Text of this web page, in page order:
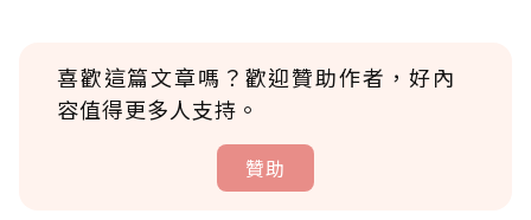
喜歡這篇文章嗎？歡迎贊助作者，好內
容值得更多人支持。
贊助